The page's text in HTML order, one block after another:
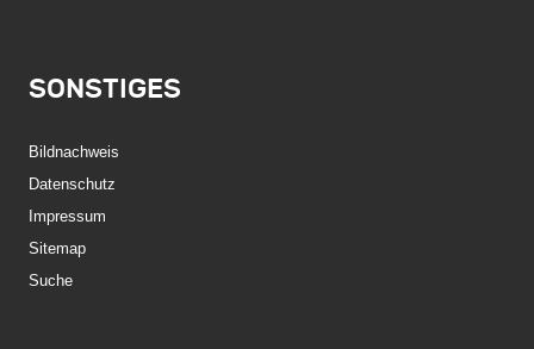
SONSTIGES
Bildnachweis
Datenschutz
Impressum
Sitemap
Suche